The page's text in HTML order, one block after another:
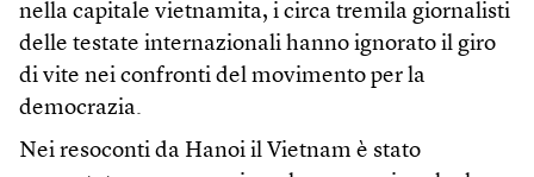
nella capitale vietnamita, i circa tremila giornalisti
delle testate internazionali hanno ignorato il giro
di vite nei confronti del movimento per la
democrazia.
Nei resoconti da Hanoi il Vietnam è stato